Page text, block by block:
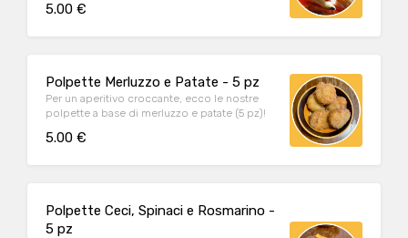
5.00 €
Polpette Merluzzo e Patate - 5 pz
Per un aperitivo croccante, ecco le nostre
polpette a base di merluzzo e patate (5 pz)!
5.00 €
Polpette Ceci, Spinaci e Rosmarino -
5 pz